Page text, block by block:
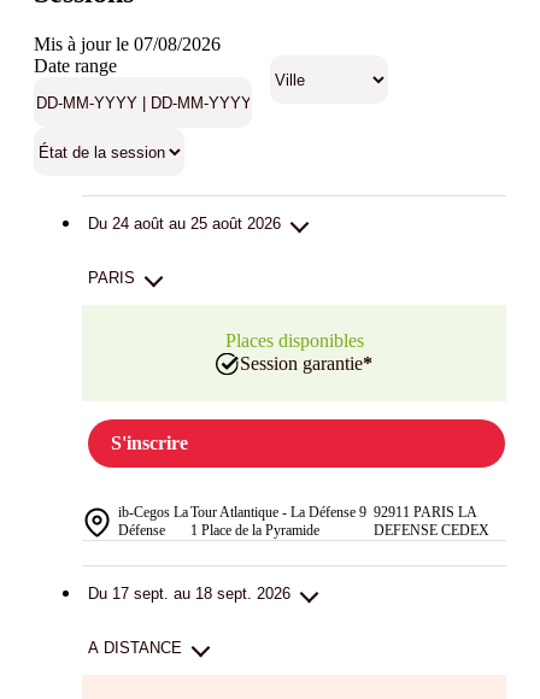
Mis à jour le 07/08/2026
Date range
Du 24 août au 25 août 2026
PARIS
Places disponibles
Session garantie*
S'inscrire
ib-Cegos La
Défense
Tour Atlantique - La Défense 9
1 Place de la Pyramide
92911 PARIS LA
DEFENSE CEDEX
Du 17 sept. au 18 sept. 2026
A DISTANCE